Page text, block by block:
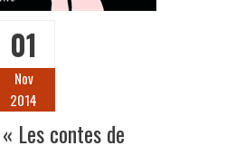
01
Nov
2014
Les contes de